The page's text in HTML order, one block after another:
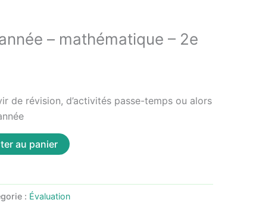
– mathématique – 2e
de révision, d’activités passe-temps ou alors
au panier
: Évaluation